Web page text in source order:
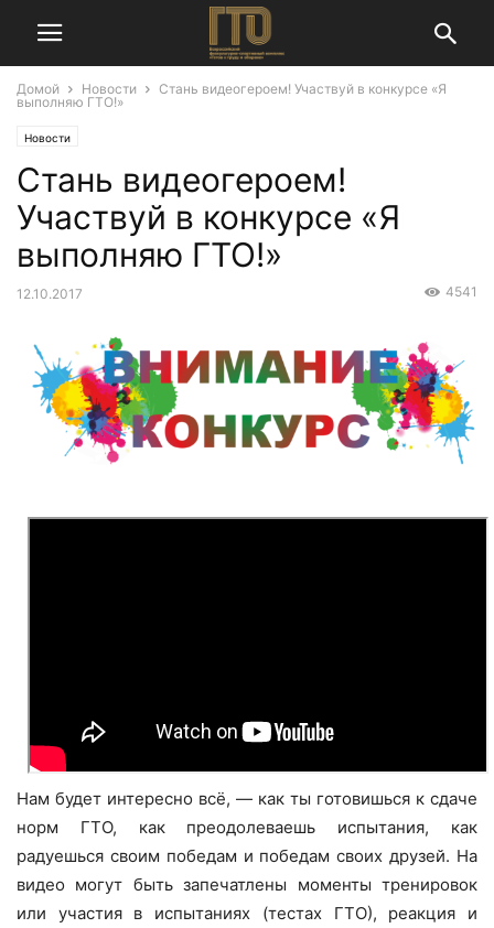
Домой Новости
Стань видеогероем! Участвуй в конкурсе «Я
выполняю ГТО!»
Новости
Стань видеогероем!
Участвуй в конкурсе «Я
выполняю ГТО!»
12.10.2017 4541
Нам будет интересно всё, — как ты готовишься к сдаче
норм ГТО, как преодолеваешь испытания, как
радуешься своим победам и победам своих друзей. На
видео могут быть запечатлены моменты тренировок
или участия в испытаниях (тестах ГТО), реакция и